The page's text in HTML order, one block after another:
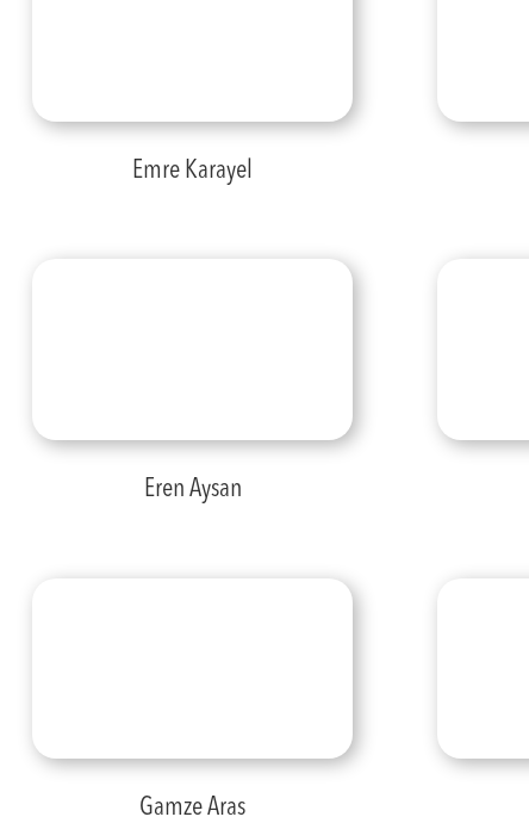
Emre Karayel
Eren Aysan
Gamze Aras